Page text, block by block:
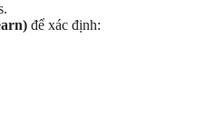
để xác định: